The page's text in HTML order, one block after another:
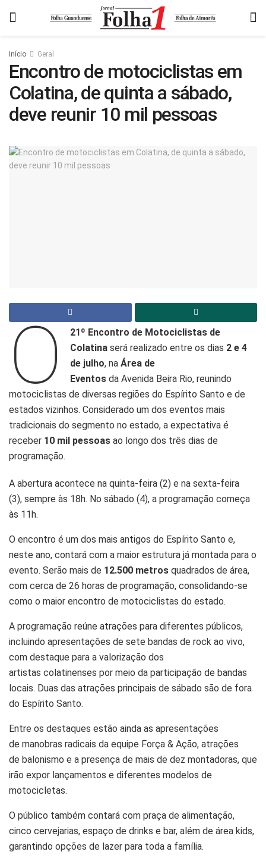
Início Geral
Encontro de motociclistas em
Colatina, de quinta a sábado,
deve reunir 10 mil pessoas
O
21º Encontro de Motociclistas de
Colatina será realizado entre os dias 2 e 4
de julho, naÁrea de
Eventos da Avenida Beira Rio, reunindo
motociclistas de diversas regiões do Espírito Santo e de
estados vizinhos. Considerado um dos eventos mais
tradicionais do segmento no estado, a expectativa é
receber 10 mil pessoas ao longo dos três dias de
programação.
A abertura acontece na quinta-feira (2) e na sexta-feira
(3), sempre às 18h. No sábado (4), a programação começa
às 11h.
O encontro é um dos mais antigos do Espírito Santo e,
neste ano, contará com a maior estrutura já montada para o
evento. Serão mais de 12.500 metros quadrados de área,
com cerca de 26 horas de programação, consolidando-se
como o maior encontro de motociclistas do estado.
A programação reúne atrações para diferentes públicos,
incluindo apresentações de sete bandas de rock ao vivo,
com destaque para a valorização dos
artistas colatinenses por meio da participação de bandas
locais. Duas das atrações principais de sábado são de fora
do Espírito Santo.
Entre os destaques estão ainda as apresentações
de manobras radicais da equipe Força & Ação, atrações
de balonismo e a presença de mais de dez montadoras, que
irão expor lançamentos e diferentes modelos de
motocicletas.
O público também contará com praça de alimentação,
cinco cervejarias, espaço de drinks e bar, além de área kids,
garantindo opções de lazer para toda a família.